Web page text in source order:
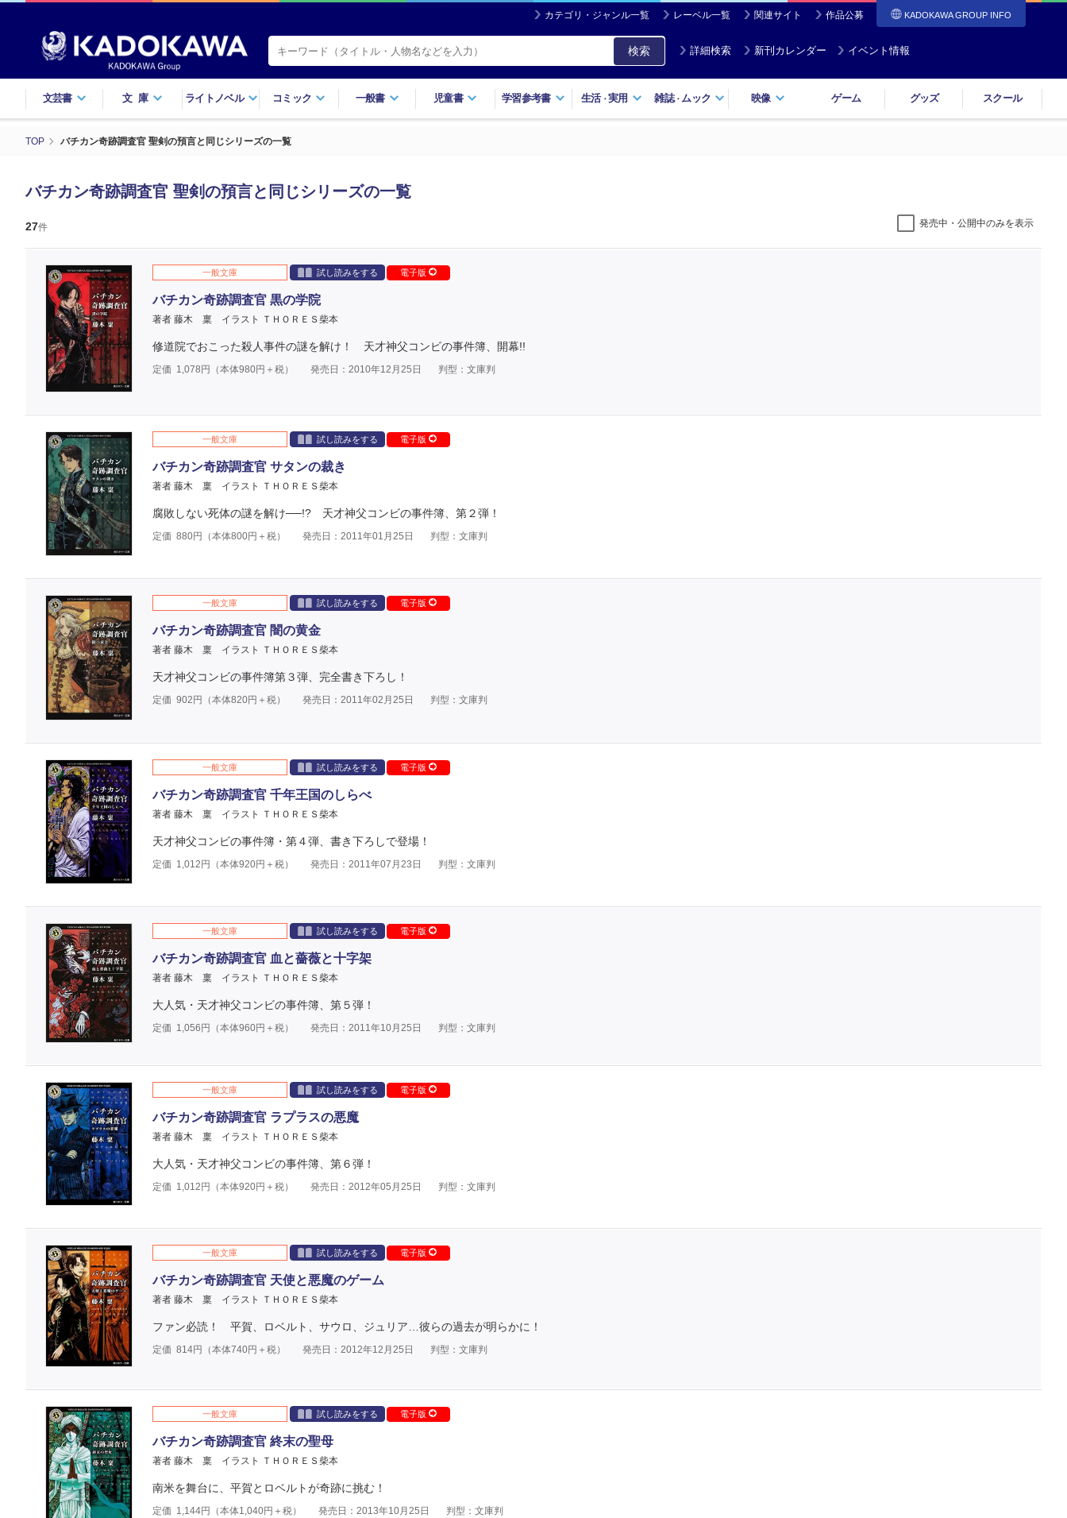
カテゴリ・ジャンル一覧 レーベル一覧 関連サイト 作品公募 KADOKAWA GROUP INFO
検索 詳細検索 新刊カレンダー イベント情報
文芸書 文庫 ライトノベル コミック 一般書 児童書 学習参考書 生活・実用 雑誌・ ムック 映像 ゲーム グッズ スクール
TOP バチカン奇跡調査官 聖剣の預言と同じシリーズの一覧
バチカン奇跡調査官 聖剣の預言と同じシリーズの一覧
27件 発売中・公開中のみを表示
一般文庫 試し読みをする 電子版
バチカン奇跡調査官 黒の学院
著者 藤木 稟 イラスト ＴＨＯＲＥＳ柴本
修道院でおこった殺人事件の謎を解け！ 天才神父コンビの事件簿、開幕!!
定価 1,078 円（本体980円＋税） 発売日：2010年12月25日 判型：文庫判
一般文庫 試し読みをする 電子版
バチカン奇跡調査官 サタンの裁き
著者 藤木 稟 イラスト ＴＨＯＲＥＳ柴本
腐敗しない死体の謎を解け──!? 天才神父コンビの事件簿、第２弾！
定価 880円（本体800円＋税） 発売日：2011年01月25日 判型：文庫判
一般文庫 試し読みをする 電子版
バチカン奇跡調査官 闇の黄金
著者 藤木 稟 イラスト ＴＨＯＲＥＳ柴本
天才神父コンビの事件簿第３弾、完全書き下ろし！
定価 902 円（本体820円＋税） 発売日：2011年02月25日 判型：文庫判
一般文庫 試し読みをする 電子版
バチカン奇跡調査官 千年王国のしらべ
著者 藤木 稟 イラスト ＴＨＯＲＥＳ柴本
天才神父コンビの事件簿・第４弾、書き下ろしで登場！
定価 1,012 円（本体920円＋税） 発売日：2011年07月23日 判型：文庫判
一般文庫 試し読みをする 電子版
バチカン奇跡調査官 血と薔薇と十字架
著者 藤木 稟 イラスト ＴＨＯＲＥＳ柴本
大人気・天才神父コンビの事件簿、第５弾！
定価 1,056 円（本体960円＋税） 発売日：2011年10月25日 判型：文庫判
一般文庫 試し読みをする 電子版
バチカン奇跡調査官 ラプラスの悪魔
著者 藤木 稟 イラスト ＴＨＯＲＥＳ柴本
大人気・天才神父コンビの事件簿、第６弾！
定価 1,012 円（本体920円＋税） 発売日：2012年05月25日 判型：文庫判
一般文庫 試し読みをする 電子版
バチカン奇跡調査官 天使と悪魔のゲーム
著者 藤木 稟 イラスト ＴＨＯＲＥＳ柴本
ファン必読！ 平賀、ロベルト、サウロ、ジュリア…彼らの過去が明らかに！
定価 814円（本体740円＋税） 発売日：2012年12月25日 判型：文庫判
一般文庫 試し読みをする 電子版
バチカン奇跡調査官 終末の聖母
著者 藤木 稟 イラスト ＴＨＯＲＥＳ柴本
南米を舞台に、平賀とロベルトが奇跡に挑む！
定価 1,144円（本体1,040円＋税） 発売日：2013年10月25日 判型：文庫判